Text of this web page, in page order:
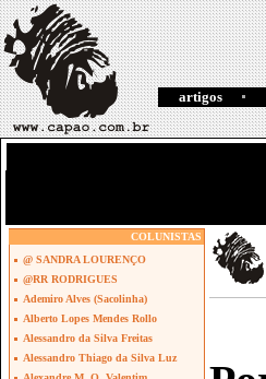
artigos
COLUNISTAS
@ SANDRA LOURENÇO
@RR RODRIGUES
Ademiro Alves (Sacolinha)
Alberto Lopes Mendes Rollo
Alessandro da Silva Freitas
Alessandro Thiago da Silva Luz